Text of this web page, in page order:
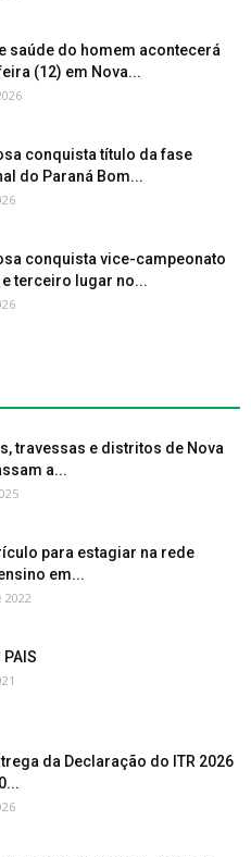
saúde do homem acontecerá
(12) em Nova...
conquista título da fase
do Paraná Bom...
conquista vice-campeonato
terceiro lugar no...
travessas e distritos de Nova
a...
para estagiar na rede
em...
PAIS
da Declaração do ITR 2026